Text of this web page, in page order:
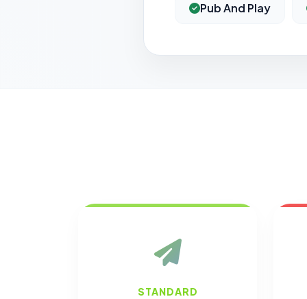
Pub And Play
STANDARD